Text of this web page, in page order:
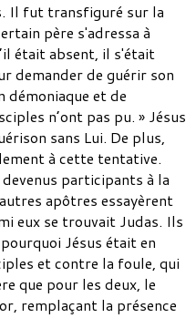
Il fut transfiguré sur la
père s'adressa à
était absent, il s'était
demander de guérir son
et de
n’ont pas pu. » Jésus
sans Lui. De plus,
à cette tentative.
participants à la
apôtres essayèrent
eux se trouvait Judas. Ils
Jésus était en
et contre la foule, qui
que pour les deux, le
remplaçant la présence